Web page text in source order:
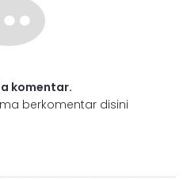
komentar.
berkomentar disini